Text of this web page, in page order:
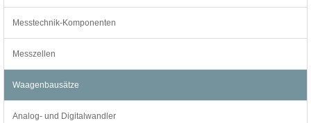
Messtechnik-Komponenten
Messzellen
Waagenbausätze
Analog- und Digitalwandler